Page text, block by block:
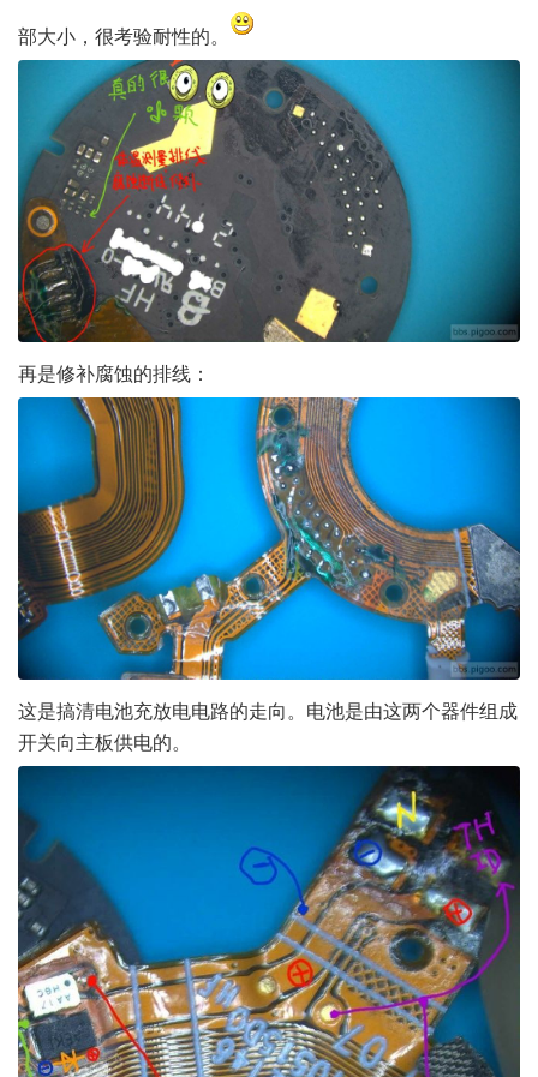
部大小，很考验耐性的。
再是修补腐蚀的排线：
这是搞清电池充放电电路的走向。电池是由这两个器件组成
开关向主板供电的。